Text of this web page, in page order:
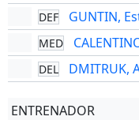
DEF GUNTIN,
MED
DEL DMITRUK,
ENTRENADOR